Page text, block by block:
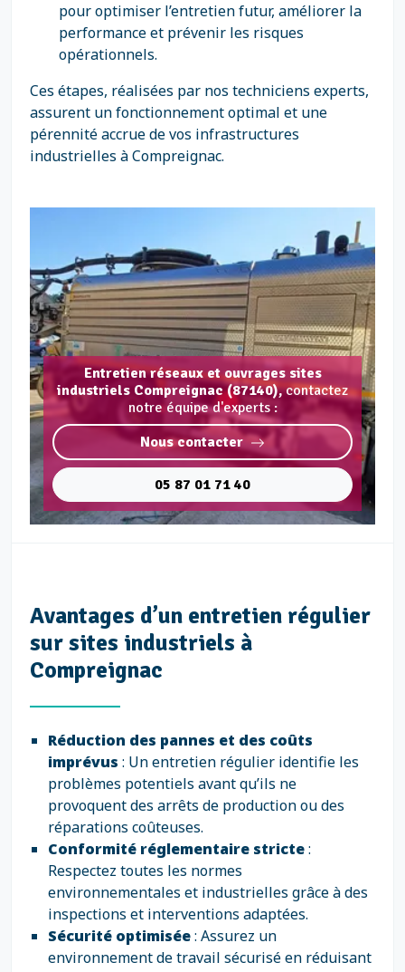
pour optimiser l’entretien futur, améliorer la
performance et prévenir les risques
opérationnels.
Ces étapes, réalisées par nos techniciens experts,
assurent un fonctionnement optimal et une
pérennité accrue de vos infrastructures
industrielles à Compreignac.
Entretien réseaux et ouvrages sites
industriels Compreignac (87140),contactez
notre équipe d'experts :
Nous contacter
05 87 01 71 40
Avantages d’un entretien régulier
sur sites industriels à
Compreignac
Réduction des pannes et des coûts
imprévus : Un entretien régulier identifie les
problèmes potentiels avant qu’ils ne
provoquent des arrêts de production ou des
réparations coûteuses.
Conformité réglementaire stricte:
Respectez toutes les normes
environnementales et industrielles grâce à des
inspections et interventions adaptées.
Sécurité optimisée: Assurez un
environnement de travail sécurisé en réduisant